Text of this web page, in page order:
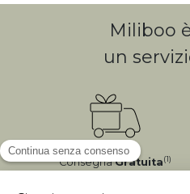
Miliboo
un
ConsegnaGratuita(1)